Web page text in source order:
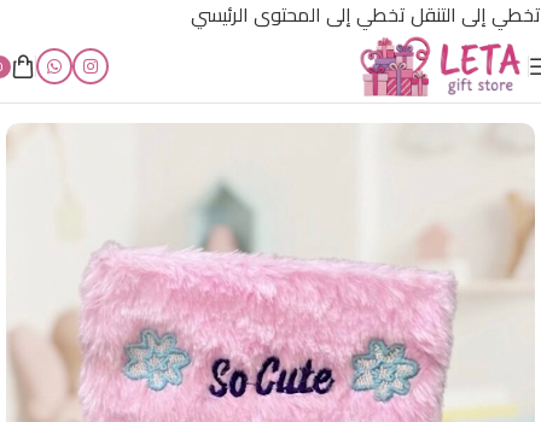
تخطي إلى التنقلتخطي إلى المحتوى الرئيسي
الرئيسية/أقل من 3000 ل.س